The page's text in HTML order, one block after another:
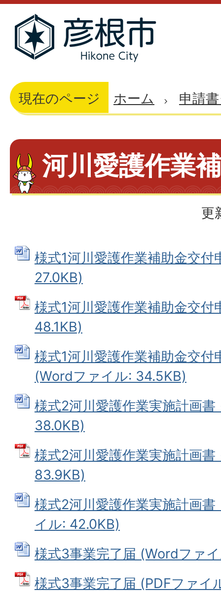
現在のページ ホーム 申請
河川愛護作業
更
様式1河川愛護作業補助金交
27.0KB)
様式1河川愛護作業補助金交
48.1KB)
様式1河川愛護作業補助金交付
(Wordファイル: 34.5KB)
様式2河川愛護作業実施計画
38.0KB)
様式2河川愛護作業実施計画
83.9KB)
様式2河川愛護作業実施計画
イル: 42.0KB)
様式3事業完了届 (Wordファ
様式3事業完了届 (PDFファイ